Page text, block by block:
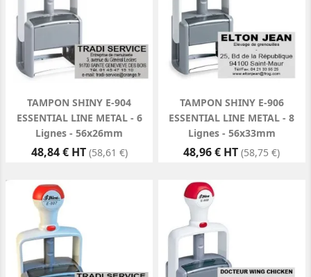
TAMPON SHINY E-904
ESSENTIAL LINE METAL - 6
Lignes - 56x26mm
Prix
48,84 € HT (58,61 €)
TAMPON SHINY E-906
ESSENTIAL LINE METAL - 8
Lignes - 56x33mm
Prix
48,96 € HT (58,75 €)